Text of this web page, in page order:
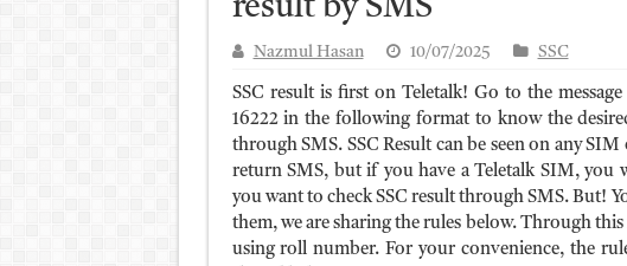
আলিম পরীক্ষার রেজাল্ট ২০২৫ – Bmeb ALIM
দিনাজপুর বোর্ড এইচএসসি রেজাল্ট ২০২৫ –
সিলেট বোর্ড এইচএসসি রেজাল্ট ২০২৫ – HSC
result by SMS
Nazmul Hasan 10/07/2025 SSC
SSC result is first on Teletalk! Go to the
16222 in the following format to know the
through SMS. SSC Result can be seen on any
return SMS, but if you have a Teletalk SIM, you
you want to check SSC result through SMS. But!
them, we are sharing the rules below. Through
using roll number. For your convenience, the